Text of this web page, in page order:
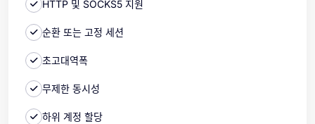
HTTP 및 SOCKS5 지원
순환 또는 고정 세션
초고대역폭
무제한 동시성
하위 계정 할당